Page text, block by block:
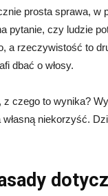
prosta sprawa,
pytanie, czy ludzie
a rzeczywistość to
dbać o włosy.
czego to wynika?
niekorzyść.